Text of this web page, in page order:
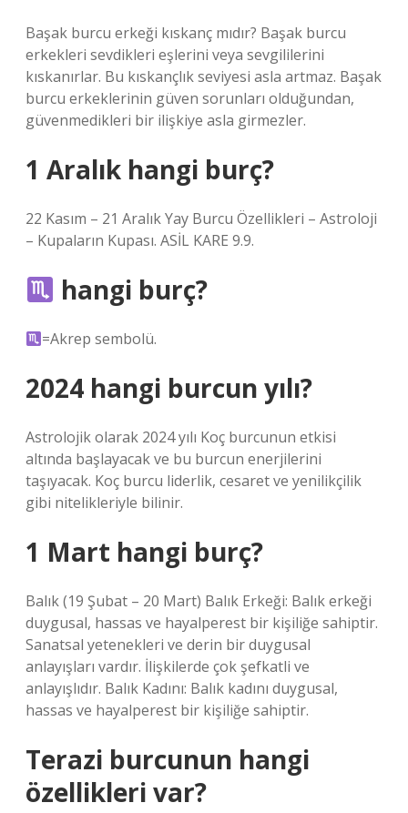
Başak burcu erkeği kıskanç mıdır? Başak burcu
erkekleri sevdikleri eşlerini veya sevgililerini
kıskanırlar. Bu kıskançlık seviyesi asla artmaz. Başak
burcu erkeklerinin güven sorunları olduğundan,
güvenmedikleri bir ilişkiye asla girmezler.
1 Aralık hangi burç?
22 Kasım – 21 Aralık Yay Burcu Özellikleri – Astroloji
– Kupaların Kupası. ASİL KARE 9.9.
hangi burç?
=Akrep sembolü.
2024 hangi burcun yılı?
Astrolojik olarak 2024 yılı Koç burcunun etkisi
altında başlayacak ve bu burcun enerjilerini
taşıyacak. Koç burcu liderlik, cesaret ve yenilikçilik
gibi nitelikleriyle bilinir.
1 Mart hangi burç?
Balık (19 Şubat – 20 Mart) Balık Erkeği: Balık erkeği
duygusal, hassas ve hayalperest bir kişiliğe sahiptir.
Sanatsal yetenekleri ve derin bir duygusal
anlayışları vardır. İlişkilerde çok şefkatli ve
anlayışlıdır. Balık Kadını: Balık kadını duygusal,
hassas ve hayalperest bir kişiliğe sahiptir.
Terazi burcunun hangi
özellikleri var?